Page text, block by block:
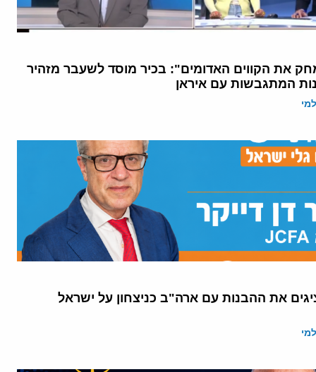
את הקווים האדומים": בכיר מוסד לשעבר מזהיר
המתגבשות עם איראן
את ההבנות עם ארה"ב כניצחון על ישראל